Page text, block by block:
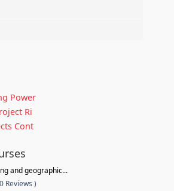
Power
Ri
Cont
and geographic...
Reviews )